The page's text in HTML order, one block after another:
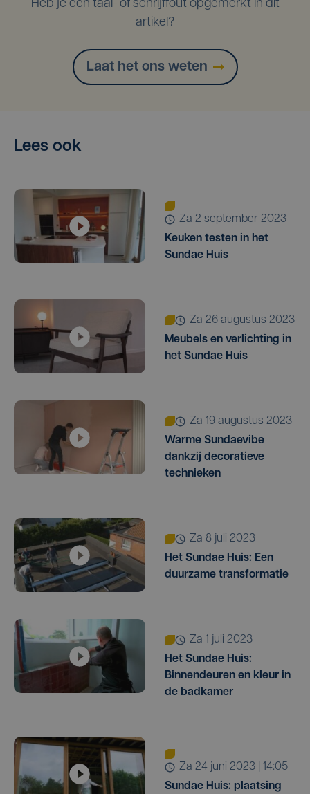
Heb je een taal- of schrijffout opgemerkt in dit
artikel?
Laat het ons weten
Lees ook
za 2 september 2023
Keuken testen in het
Sundae Huis
za 26 augustus 2023
Meubels en verlichting in
het Sundae Huis
za 19 augustus 2023
Warme Sundaevibe
dankzij decoratieve
technieken
za 8 juli 2023
Het Sundae Huis: Een
duurzame transformatie
za 1 juli 2023
Het Sundae Huis:
Binnendeuren en kleur in
de badkamer
za 24 juni 2023 | 14:05
Sundae Huis: plaatsing